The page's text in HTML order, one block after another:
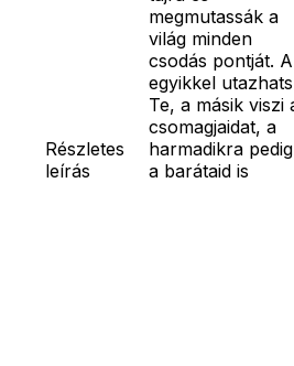
Részletes
leírás
megmutassák a
világ minden
csodás pontját.
egyikkel
Te, a másik viszi
csomagjaidat, a
harmadikra pedig
a barátaid is